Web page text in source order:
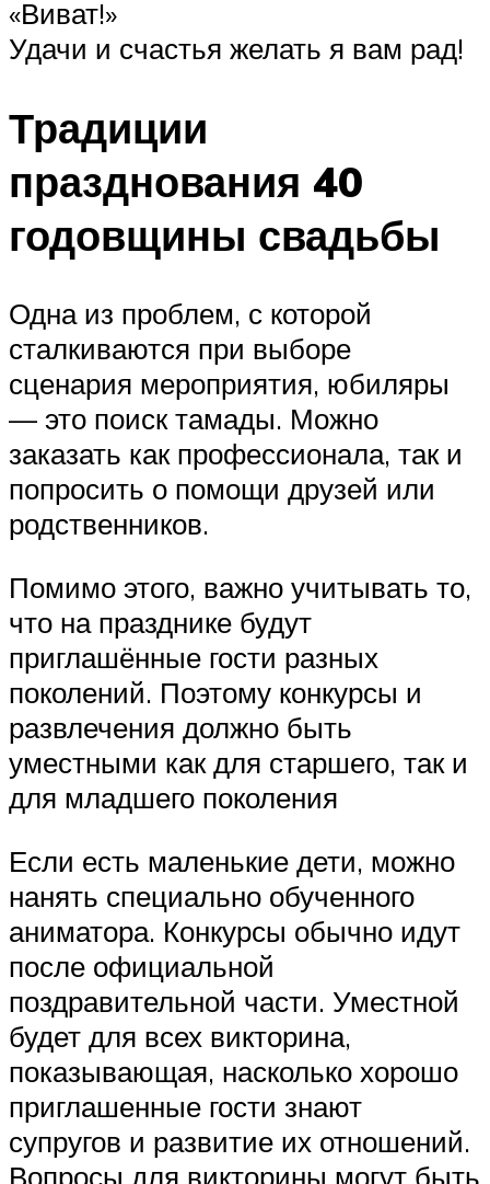
«Виват!»
Удачи и счастья желать я вам рад!
Традиции
празднования 40
годовщины свадьбы
Одна из проблем, с которой
сталкиваются при выборе
сценария мероприятия, юбиляры
— это поиск тамады. Можно
заказать как профессионала, так и
попросить о помощи друзей или
родственников.
Помимо этого, важно учитывать то,
что на празднике будут
приглашённые гости разных
поколений. Поэтому конкурсы и
развлечения должно быть
уместными как для старшего, так и
для младшего поколения
Если есть маленькие дети, можно
нанять специально обученного
аниматора. Конкурсы обычно идут
после официальной
поздравительной части. Уместной
будет для всех викторина,
показывающая, насколько хорошо
приглашенные гости знают
супругов и развитие их отношений.
Вопросы для викторины могут быть